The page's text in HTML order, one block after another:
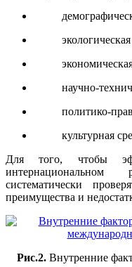
научно-
политико-
культурная
Для того, чтобы
систематически
преимущества и
Рис.2.Внутренние